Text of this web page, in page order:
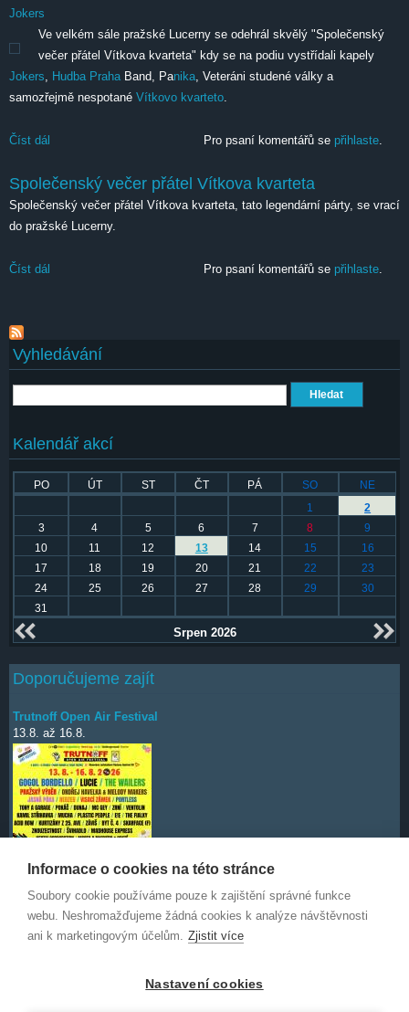
Jokers
Ve velkém sále pražské Lucerny se odehrál skvělý "Společenský
večer přátel Vítkova kvarteta" kdy se na podiu vystřídali kapely
Jokers
Hudba Praha Band, Panika , Veteráni studené války a
samozřejmě nespotané Vítkovo kvarteto
Číst dál Společenský večer přátel Vítkova kvarteta
Pro psaní komentářů se přihlaste.
Společenský večer přátel Vítkova kvarteta
Společenský večer přátel Vítkova kvarteta, tato legendární párty, se vrací
do pražské Lucerny.
Číst dál Společenský večer přátel Vítkova kvarteta
Pro psaní komentářů se přihlaste.
Vyhledávání
Kalendář akcí
PO ÚT ST ČT PÁ SO
NE
1
2
3
4 5 6 7 8
9
10
11 12 13 14 15
16
17
18 19 20 21 22
23
24
25 26 27 28 29
30
31
Srpen 2026
Doporučujeme zajít
Trutnoff Open Air Festival
13.8. až 16.8.
Deep Purple
7.10.
Informace o cookies na této stránce
Soubory cookie používáme pouze k zajištění správné funkce
webu. Neshromažďujeme žádná cookies k analýze návštěvnosti
ani k marketingovým účelům. Zjistit více
Nastavení cookies